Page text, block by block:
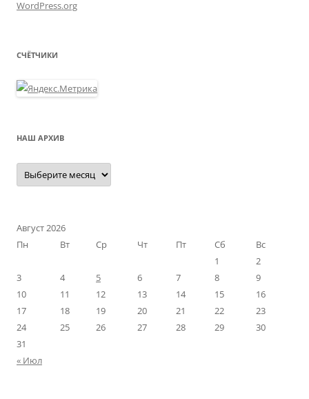
WordPress.org
СЧЁТЧИКИ
НАШ АРХИВ
Наш
архив
Август 2026
Пн
Вт Ср Чт Пт Сб
Вс
1
2
3
4 5 6 7 8
9
10
11 12 13 14 15
16
17
18 19 20 21 22
23
24
25 26 27 28 29
30
31
« Июл